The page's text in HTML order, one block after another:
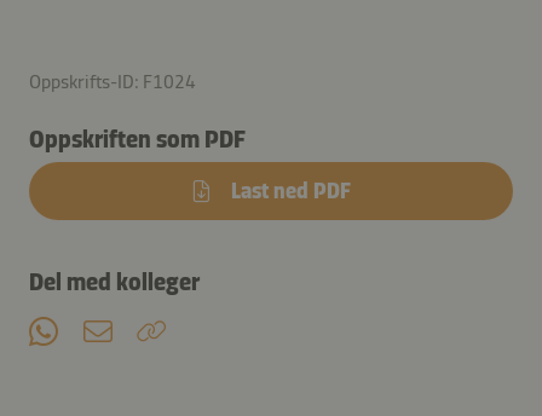
Oppskrifts-ID: F1024
Oppskriften som PDF
Last ned PDF
Del med kolleger